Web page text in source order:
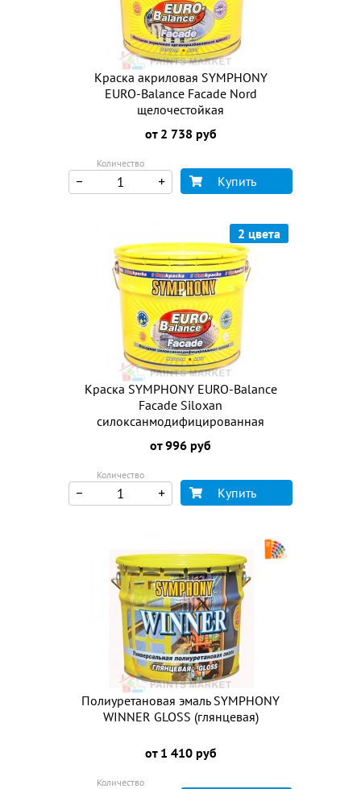
Краска акриловая SYMPHONY
EURO-Balance Facade Nord
щелочестойкая
от 2 738 руб
Количество
Купить
2 цвета
Краска SYMPHONY EURO-Balance
Facade Siloxan
силоксанмодифицированная
от 996 руб
Количество
Купить
Полиуретановая эмаль SYMPHONY
WINNER GLOSS (глянцевая)
от 1 410 руб
Количество